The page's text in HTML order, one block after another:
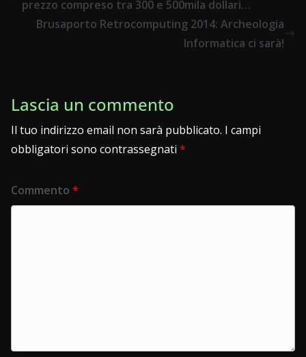
prezzo compreso tra 300 e 500mila dollari…
Brusaporto Retrocomputing 2014: Archeologia
Informatica ci sarà!
Lascia un commento
Il tuo indirizzo email non sarà pubblicato. I campi
obbligatori sono contrassegnati *
Commento *